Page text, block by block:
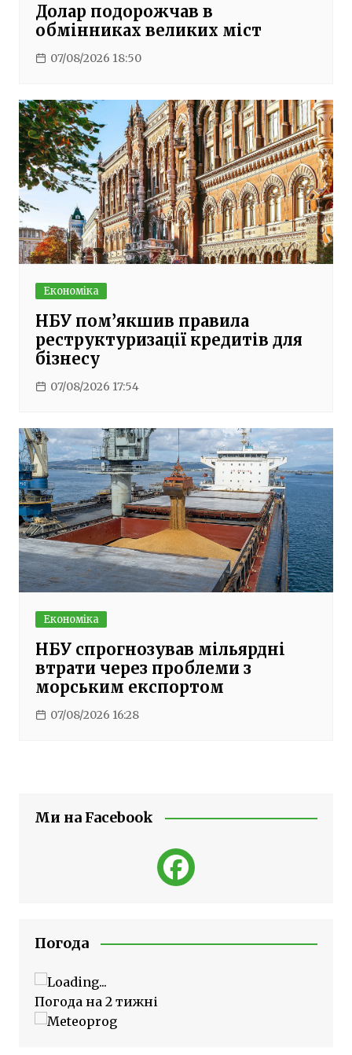
Долар подорожчав в
обмінниках великих міст
07/08/2026 18:50
Економіка
НБУ пом’якшив правила
реструктуризації кредитів для
бізнесу
07/08/2026 17:54
Економіка
НБУ спрогнозував мільярдні
втрати через проблеми з
морським експортом
07/08/2026 16:28
Ми на Facebook
Погода
Погода на 2 тижні